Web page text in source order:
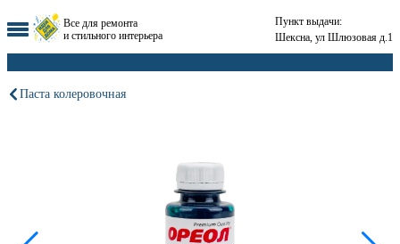
Все для ремонта
и стильного интерьера
Пункт выдачи:
Шексна, ул Шлюзовая д.1
Паста колеровочная